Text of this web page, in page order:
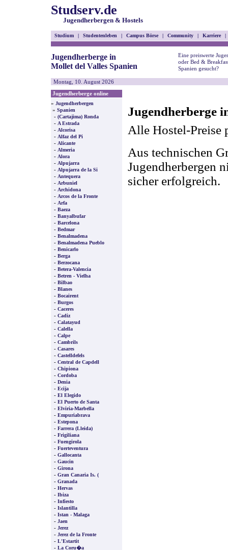
Studserv.de
Jugendherbergen & Hostels
Studium | Studentenleben | Campus Börse | Community | Karriere |
Jugendherberge in
Mollet del Valles Spanien
Eine preiswerte
oder Bed &
Spanien gesucht?
Montag, 10. August 2026
Jugendherberge online
» Jugendherbergen
» Spanien
- (Cartajima) Ronda
- A Estrada
- Alcorisa
- Alfaz del Pi
- Alicante
- Almeria
- Alora
- Alpujarra
- Alpujarra de la Si
- Antequera
- Arbuniel
- Archidona
- Arcos de la Fronte
- Arfa
- Baeza
- Banyalbufar
- Barcelona
- Bedmar
- Benalmadena
- Benalmadena Pueblo
- Benicarlo
- Berga
- Berzocana
- Betera-Valencia
- Betren - Vielha
- Bilbao
- Blanes
- Bocairent
- Burgos
- Caceres
- Cadiz
- Calatayud
- Calella
- Calpe
- Cambrils
- Casares
- Castelldefels
- Central de Capdell
- Chipiona
- Cordoba
- Denia
- Ecija
- El Elegido
- El Puerto de Santa
- Elviria-Marbella
- Empuriabrava
- Estepona
- Farrera (Lleida)
- Frigiliana
- Fuengirola
- Fuerteventura
- Gallocanta
- Gaucin
- Girona
- Gran Canaria Is. (
- Granada
- Hervas
- Ibiza
- Infiesto
- Islantilla
- Istan - Malaga
- Jaen
- Jerez
- Jerez de la Fronte
- L'Estartit
- La Coru�a
Jugendherberge
Alle Hostel-Preise
Aus technischen
Jugendherbergen
sicher erfolgreich.